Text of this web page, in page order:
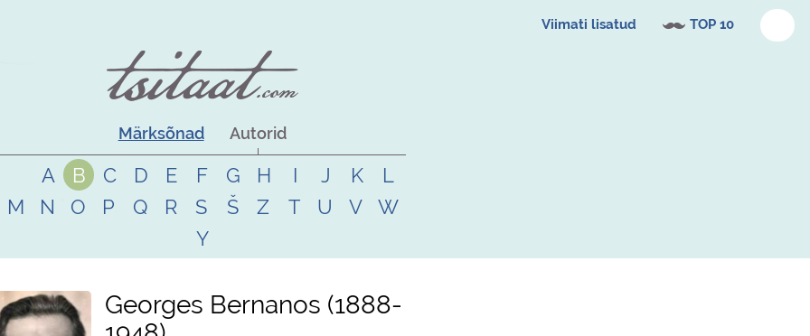
Viimati lisatud TOP 10
Märksõnad Autorid
A B C D E F G H I J K
L
M
N O P Q R S Š Z T U V
W
Y
Georges Bernanos 1888-